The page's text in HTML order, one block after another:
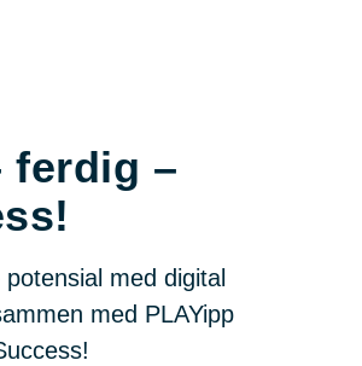
ferdig –
med digital
med PLAYipp